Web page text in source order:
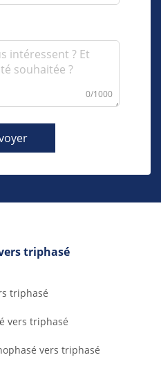
0/1000
triphasé
triphasé
vers triphasé
vers triphasé